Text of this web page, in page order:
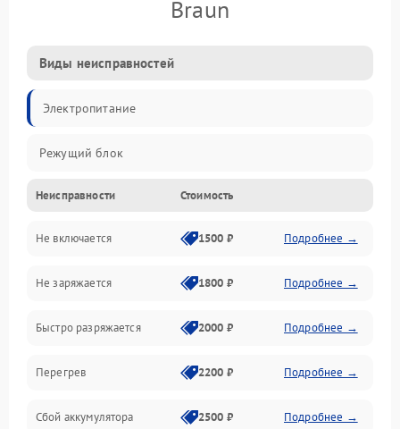
Braun
Виды неисправностей
Электропитание
Режущий блок
Неисправности Стоимость
Не включается 1500 ₽ Подробнее →
Не заряжается 1800 ₽ Подробнее →
Быстро разряжается 2000 ₽ Подробнее →
Перегрев 2200 ₽ Подробнее →
Сбой аккумулятора 2500 ₽ Подробнее →